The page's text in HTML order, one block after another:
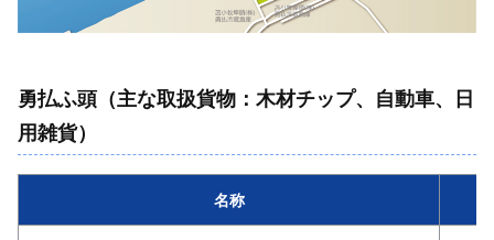
勇払ふ頭（主な取扱貨物：木材チップ、自動車、日
用雑貨）
名称